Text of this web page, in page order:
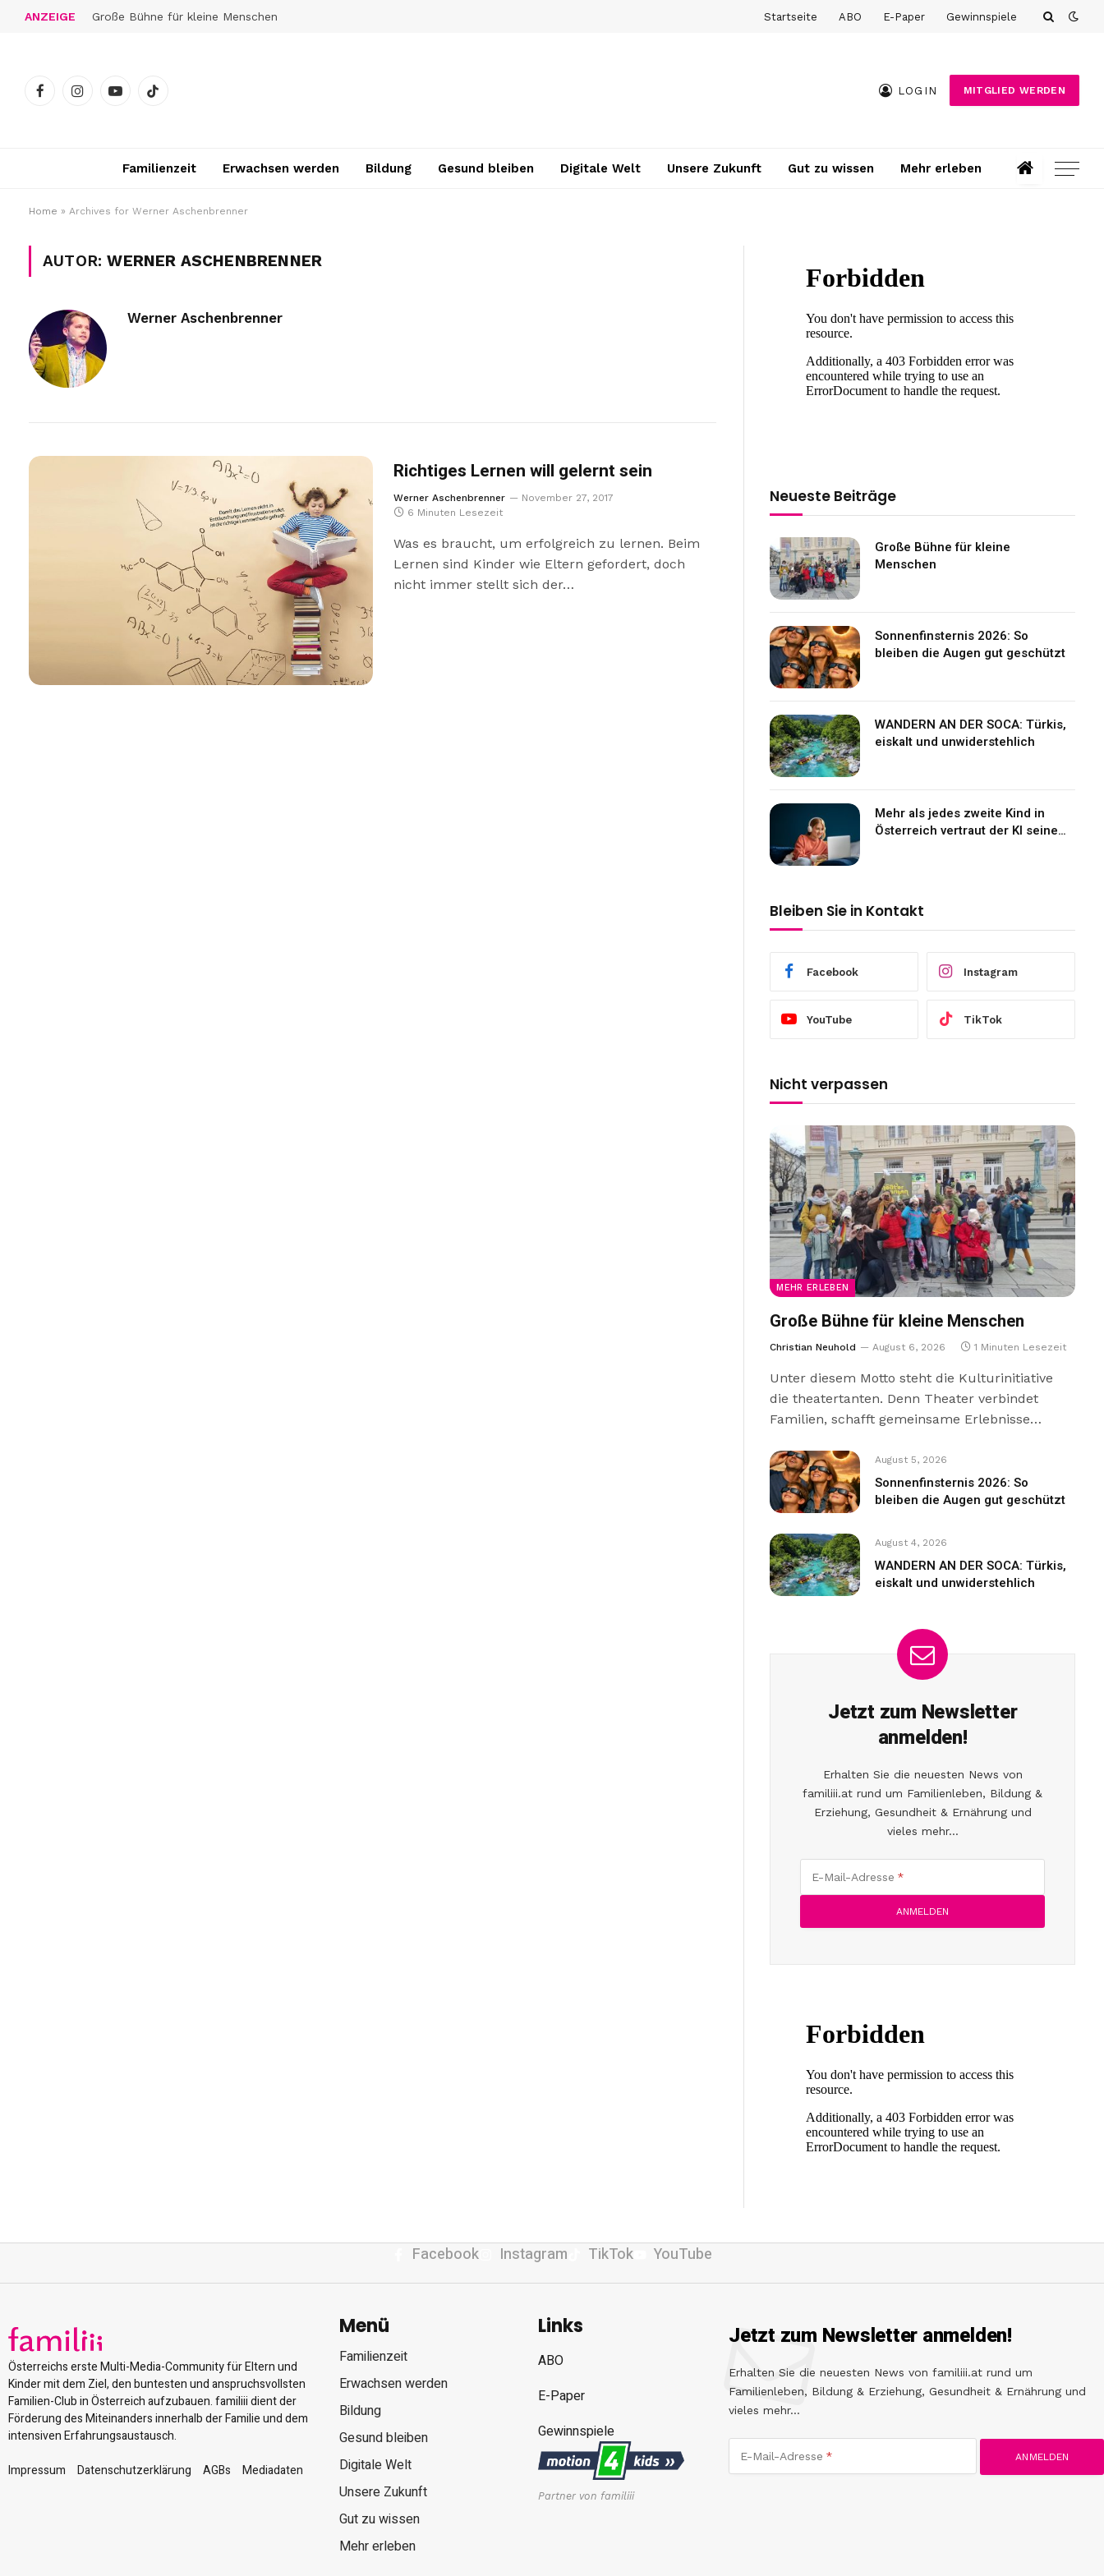
ANZEIGE Große Bühne für kleine Menschen Startseite ABO E-Paper Gewinnspiele
FacebookInstagramYouTubeTikTok
LOGIN MITGLIED WERDEN
Familienzeit Erwachsen werden Bildung Gesund bleiben Digitale Welt Unsere Zukunft Gut zu wissen Mehr erleben
Home » Archives for Werner Aschenbrenner
AUTOR:WERNER ASCHENBRENNER
Werner Aschenbrenner
Richtiges Lernen will gelernt sein
Werner Aschenbrenner
November 27, 2017
6 Minuten Lesezeit
Was es braucht, um erfolgreich zu lernen. Beim
Lernen sind Kinder wie Eltern gefordert, doch
nicht immer stellt sich der…
Neueste Beiträge
Große Bühne für kleine
Menschen
Sonnenfinsternis 2026: So
bleiben die Augen gut geschützt
WANDERN AN DER SOCA: Türkis,
eiskalt und unwiderstehlich
Mehr als jedes zweite Kind in
Österreich vertraut der KI seine
Bleiben Sie in Kontakt
Facebook Instagram
YouTube TikTok
Nicht verpassen
MEHR ERLEBEN
Große Bühne für kleine Menschen
Christian Neuhold August 6, 2026 1 Minuten Lesezeit
Unter diesem Motto steht die Kulturinitiative
die theatertanten. Denn Theater verbindet
Familien, schafft gemeinsame Erlebnisse…
August 5, 2026
Sonnenfinsternis 2026: So
bleiben die Augen gut geschützt
August 4, 2026
WANDERN AN DER SOCA: Türkis,
eiskalt und unwiderstehlich
Jetzt zum Newsletter
anmelden!
Erhalten Sie die neuesten News von
familiii.at rund um Familienleben, Bildung &
Erziehung, Gesundheit & Ernährung und
vieles mehr...
E-Mail-Adresse
Facebook Instagram TikTok YouTube
Österreichs erste Multi-Media-Community für Eltern und
Kinder mit dem Ziel, den buntesten und anspruchsvollsten
Familien-Club in Österreich aufzubauen. familiii dient der
Förderung des Miteinanders innerhalb der Familie und dem
intensiven Erfahrungsaustausch.
Impressum
Datenschutzerklärung AGBs Mediadaten
Menü
Familienzeit
Erwachsen werden
Bildung
Gesund bleiben
Digitale Welt
Unsere Zukunft
Gut zu wissen
Mehr erleben
Links
ABO
E-Paper
Gewinnspiele
Partner von familiii
Jetzt zum Newsletter anmelden!
Erhalten Sie die neuesten News von familiii.at rund um
Familienleben, Bildung & Erziehung, Gesundheit & Ernährung und
vieles mehr...
E-Mail-Adresse